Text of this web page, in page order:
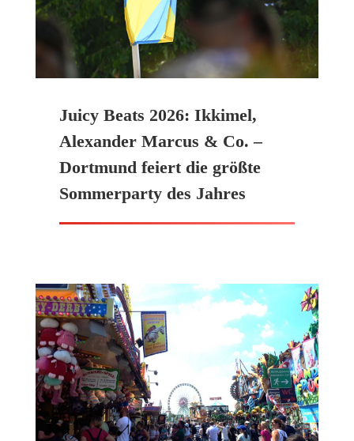
Juicy Beats 2026: Ikkimel,
Alexander Marcus & Co. –
Dortmund feiert die größte
Sommerparty des Jahres